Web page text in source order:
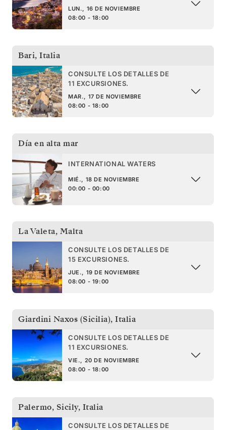
LUN., 16 DE NOVIEMBRE
08:00 - 18:00
Bari, Italia
CONSULTE LOS DETALLES DE
11 EXCURSIONES.
MAR., 17 DE NOVIEMBRE
08:00 - 18:00
Día en alta mar
INTERNATIONAL WATERS
MIÉ., 18 DE NOVIEMBRE
00:00 - 00:00
La Valeta, Malta
CONSULTE LOS DETALLES DE
15 EXCURSIONES.
JUE., 19 DE NOVIEMBRE
08:00 - 19:00
Giardini Naxos (Sicilia), Italia
CONSULTE LOS DETALLES DE
11 EXCURSIONES.
VIE., 20 DE NOVIEMBRE
08:00 - 18:00
Palermo, Sicily, Italia
CONSULTE LOS DETALLES DE